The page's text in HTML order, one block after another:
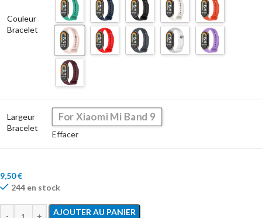
Couleur
Bracelet
Largeur
Bracelet
For Xiaomi Mi Band 9
Effacer
9,50€
244 en stock
AJOUTER AU PANIER